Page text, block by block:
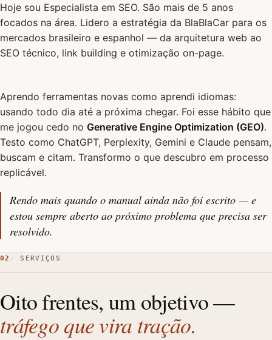
Hoje sou Especialista em SEO. São mais de 5 anos
focados na área. Lidero a estratégia da BlaBlaCar para os
mercados brasileiro e espanhol — da arquitetura web ao
SEO técnico, link building e otimização on-page.
Aprendo ferramentas novas como aprendi idiomas:
usando todo dia até a próxima chegar. Foi esse hábito que
me jogou cedo no Generative Engine Optimization (GEO).
Testo como ChatGPT, Perplexity, Gemini e Claude pensam,
buscam e citam. Transformo o que descubro em processo
replicável.
Rendo mais quando o manual ainda não foi escrito — e
estou sempre aberto ao próximo problema que precisa ser
resolvido.
02 SERVIÇOS
Oito frentes, um objetivo —
tráfego que vira tração.